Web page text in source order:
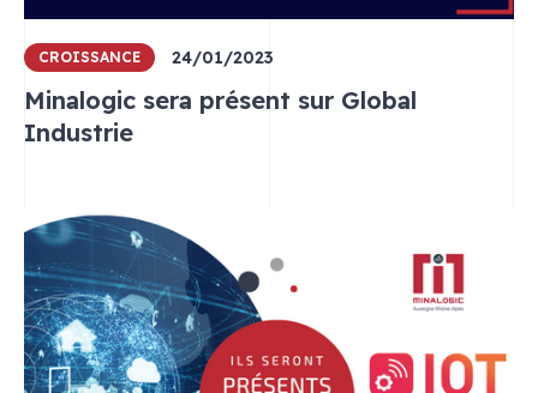
CROISSANCE 24/01/2023
Minalogic sera présent sur Global
Industrie